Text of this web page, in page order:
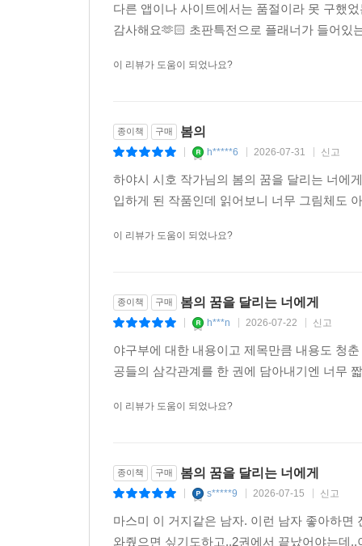
다른 앱이나 사이트에서는 품절이라 못 구했
감사해요🫶🏻 초판특전으로 플래너가 들어
이 리뷰가 도움이 되었나요?
종이책 구매 봄의
h*****6 2026-07-31 신고
하야시 시호 작가님의 봄의 꿈을 달리는 너에
입하게 된 작품인데 읽어보니 너무 그림체도
이 리뷰가 도움이 되었나요?
종이책 구매 봄의 꿈을 달리는 너에게
h***n 2026-07-22 신고
야구부에 대한 내용이고 제목만큼 내용도 청
공들의 삼각관계를 한 권에 담아내기엔 너무
이 리뷰가 도움이 되었나요?
종이책 구매 봄의 꿈을 달리는 너에게
s*****9 2026-07-15 신고
마스미 이 거지같은 남자. 이런 남자 좋아하
와줬으면 싶기도하고..2권에서 끝났어야는데